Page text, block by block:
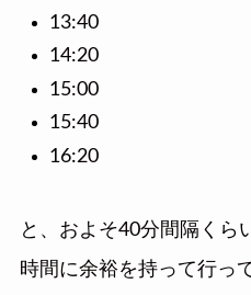
13:40
14:20
15:00
15:40
16:20
と、およそ40分間隔くら
時間に余裕を持って行っ